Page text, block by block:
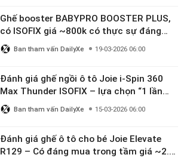
Ghế booster BABYPRO BOOSTER PLUS,
có ISOFIX giá ~800k có thực sự đáng
mua?
Ban tham vấn DailyXe 19-03-2026 06:00
Đánh giá ghế ngồi ô tô Joie i-Spin 360
Max Thunder ISOFIX – lựa chọn “1 lần
dùng đến 12 năm” có đáng giá gần 9
triệu?
Ban tham vấn DailyXe 15-03-2026 06:00
Đánh giá ghế ô tô cho bé Joie Elevate
R129 – Có đáng mua trong tầm giá ~2.8